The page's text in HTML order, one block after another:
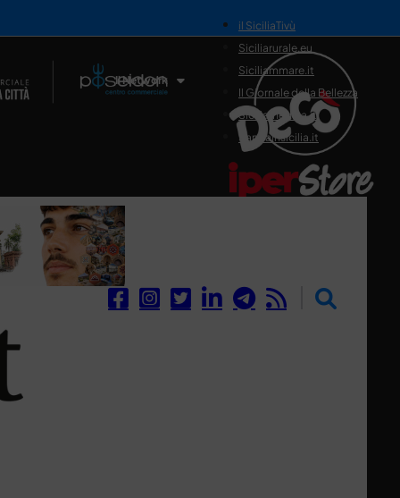
Il Network
il SiciliaTivù
Siciliarurale.eu
Siciliammare.it
Il Giornale della Bellezza
Siciliamedica.it
Sanitainsicilia.it